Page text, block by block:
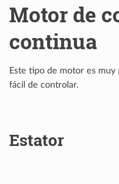
Motor de
continua
Este tipo de motor es
fácil de controlar.
Estator